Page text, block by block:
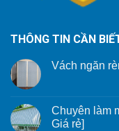
THÔNG TIN CẦN
Vách ngăn
Chuyên làm
Giá rẻ]